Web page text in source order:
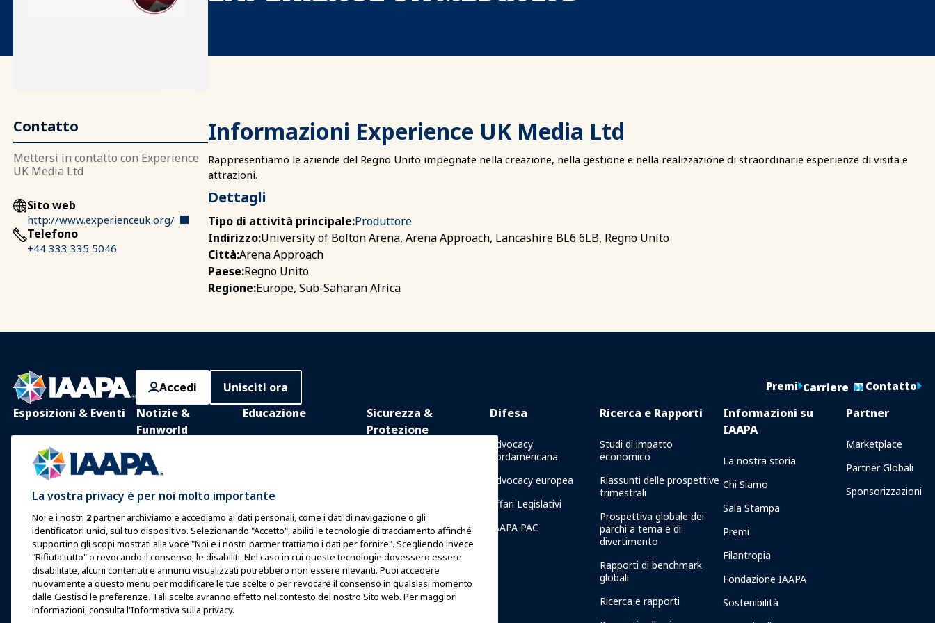
Contatto
Mettersi in contatto con Experience
UK Media Ltd
Sito web
http://www.experienceuk.org/
Telefono
+44 333 335 5046
Informazioni Experience UK Media Ltd
Rappresentiamo le aziende del Regno Unito impegnate nella creazione, nella gestione e nella realizzazione di straordinarie esperienze di visita e
attrazioni.
Dettagli
Tipo di attività principale:Produttore
Indirizzo:University of Bolton Arena, Arena Approach, Lancashire BL6 6LB, Regno Unito
Città:Arena Approach
Paese:Regno Unito
Regione:Europe, Sub-Saharan Africa
Accedi Unisciti ora Premi Carriere Contatto
Esposizioni & Eventi
IAAPA Expo
Expo Europa
Expo Asia
Expo Medio Oriente
Eventi in arrivo
Parlare a un'Expo o Evento
Prenota un incontro o un
evento
Notizie &
Funworld
Notizie e
Caratteristiche
Pubblica con IAAPA
Numeri passati
Scrivere per Funworld
Educazione
Corpus comune di
conoscenze
Certificazione
Programmi della
Fondazione IAAPA
Esplora
Sicurezza &
Protezione
Linee guida sulla sicurezza
Risorse per la sicurezza
Risorse per la sicurezza
Notizie su Sicurezza e
Protezione
Difesa
Advocacy
nordamericana
Advocacy europea
Affari Legislativi
IAAPA PAC
Ricerca e Rapporti
Studi di impatto
economico
Riassunti delle prospettive
trimestrali
Prospettiva globale dei
parchi a tema e di
divertimento
Rapporti di benchmark
globali
Ricerca e rapporti
Informazioni su
IAAPA
La nostra storia
Chi Siamo
Sala Stampa
Premi
Filantropia
Fondazione IAAPA
Sostenibilità
Partner
Marketplace
Partner Globali
Sponsorizzazioni
La vostra privacy è per noi molto importante
Noi e i nostri 2partner archiviamo e accediamo ai dati personali, come i dati di navigazione o gli
identificatori unici, sul tuo dispositivo. Selezionando "Accetto", abiliti le tecnologie di tracciamento affinché
supportino gli scopi mostrati alla voce "Noi e i nostri partner trattiamo i dati per fornire". Scegliendo invece
"Rifiuta tutto" o revocando il consenso, le disabiliti. Nel caso in cui queste tecnologie dovessero essere
disabilitate, alcuni contenuti e annunci visualizzati potrebbero non essere rilevanti. Puoi accedere
nuovamente a questo menu per modificare le tue scelte o per revocare il consenso in qualsiasi momento
dalle Gestisci le preferenze. Tali scelte avranno effetto nel contesto del nostro Sito web. Per maggiori
informazioni, consulta l'Informativa sulla privacy.